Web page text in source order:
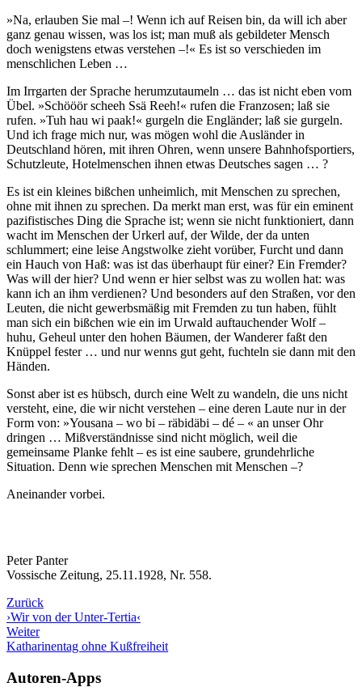
»Na, erlauben Sie mal –! Wenn ich auf Reisen bin, da will ich aber
ganz genau wissen, was los ist; man muß als gebildeter Mensch
doch wenigstens etwas verstehen –!« Es ist so verschieden im
menschlichen Leben …
Im Irrgarten der Sprache herumzutaumeln … das ist nicht eben vom
Übel. »Schööör scheeh Ssä Reeh!« rufen die Franzosen; laß sie
rufen. »Tuh hau wi paak!« gurgeln die Engländer; laß sie gurgeln.
Und ich frage mich nur, was mögen wohl die Ausländer in
Deutschland hören, mit ihren Ohren, wenn unsere Bahnhofsportiers,
Schutzleute, Hotelmenschen ihnen etwas Deutsches sagen … ?
Es ist ein kleines bißchen unheimlich, mit Menschen zu sprechen,
ohne mit ihnen zu sprechen. Da merkt man erst, was für ein eminent
pazifistisches Ding die Sprache ist; wenn sie nicht funktioniert, dann
wacht im Menschen der Urkerl auf, der Wilde, der da unten
schlummert; eine leise Angstwolke zieht vorüber, Furcht und dann
ein Hauch von Haß: was ist das überhaupt für einer? Ein Fremder?
Was will der hier? Und wenn er hier selbst was zu wollen hat: was
kann ich an ihm verdienen? Und besonders auf den Straßen, vor den
Leuten, die nicht gewerbsmäßig mit Fremden zu tun haben, fühlt
man sich ein bißchen wie ein im Urwald auftauchender Wolf –
huhu, Geheul unter den hohen Bäumen, der Wanderer faßt den
Knüppel fester … und nur wenns gut geht, fuchteln sie dann mit den
Händen.
Sonst aber ist es hübsch, durch eine Welt zu wandeln, die uns nicht
versteht, eine, die wir nicht verstehen – eine deren Laute nur in der
Form von: »Yousana – wo bi – räbidäbi – dé – « an unser Ohr
dringen … Mißverständnisse sind nicht möglich, weil die
gemeinsame Planke fehlt – es ist eine saubere, grundehrliche
Situation. Denn wie sprechen Menschen mit Menschen –?
Aneinander vorbei.
Peter Panter
Vossische Zeitung, 25.11.1928, Nr. 558.
Zurück
›Wir von der Unter-Tertia‹
Weiter
Katharinentag ohne Kußfreiheit
Autoren-Apps